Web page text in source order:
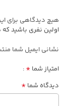
هیچ دیدگاهی برای
اولین نفری باشید
نشانی ایمیل شما
امتیاز شما *
دیدگاه شما *